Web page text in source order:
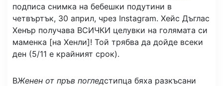
подписа снимка на бебешки подутини в
четвъртък, 30 април, чрез Instagram. Хейс Дъглас
Хенър получава ВСИЧКИ целувки на голямата си
маменка [на Хенли]! Той трябва да дойде всеки
ден (5/11 е крайният срок).
ВЖенен от пръв погледстипца бяха разкъсани